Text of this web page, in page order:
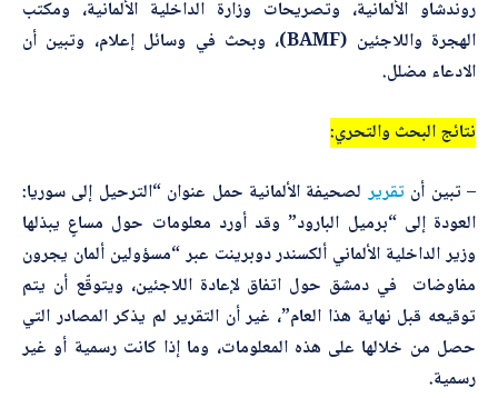
أرسل
روندشاو الألمانية، وتصريحات وزارة الداخلية الألمانية، ومكتب
الهجرة واللاجئين (BAMF)، وبحث في وسائل إعلام، وتبين أن
الادعاء مضلل.
نتائج البحث والتحري:
– تبين أن تقريرلصحيفة الألمانية حمل عنوان “الترحيل إلى سوريا:
العودة إلى “برميل البارود” وقدأورد معلومات حول مساعٍ يبذلها
وزير الداخلية الألماني ألكسندر دوبرينت عبر “مسؤولين ألمان يجرون
مفاوضات في دمشق حول اتفاق لإعادة اللاجئين، ويتوقّع أن يتم
توقيعه قبل نهاية هذا العام”، غير أن التقرير لم يذكر المصادر التي
حصل من خلالها على هذه المعلومات، وما إذا كانت رسمية أو غير
رسمية.